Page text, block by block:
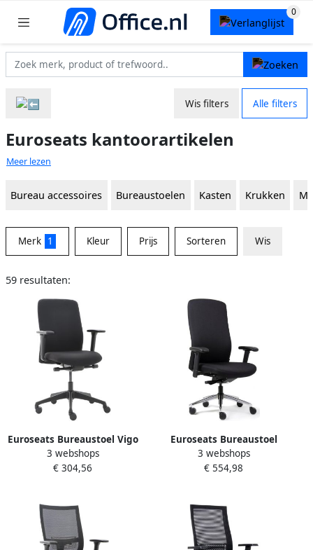
Wis filters Alle filters
Euroseats kantoorartikelen
Meer lezen
Bureau accessoires Bureaustoelen Kasten Krukken
Merk 1 Kleur Prijs Sorteren Wis
59 resultaten:
Euroseats Bureaustoel Vigo
stof zwart blauw
3 webshops
€ 304,56
Euroseats Bureaustoel
Heavy Duty zwart
3 webshops
€ 554,98